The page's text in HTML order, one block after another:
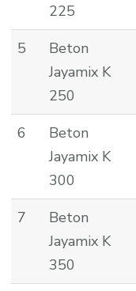
225
5
Beton
Jayamix K
250
6
Beton
Jayamix K
300
7
Beton
Jayamix K
350